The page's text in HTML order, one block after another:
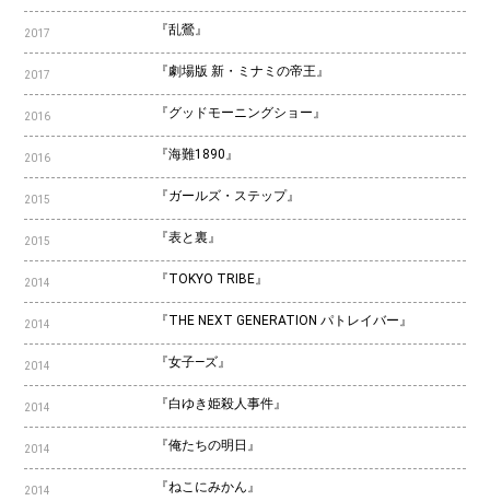
2017 『乱鶯』
2017 『劇場版 新・ミナミの帝王』
2016 『グッドモーニングショー』
2016 『海難1890』
2015 『ガールズ・ステップ』
2015 『表と裏』
2014 『TOKYO TRIBE』
2014 『THE NEXT GENERATION パトレイバー』
2014 『女子―ズ』
2014 『白ゆき姫殺人事件』
2014 『俺たちの明日』
2014 『ねこにみかん』